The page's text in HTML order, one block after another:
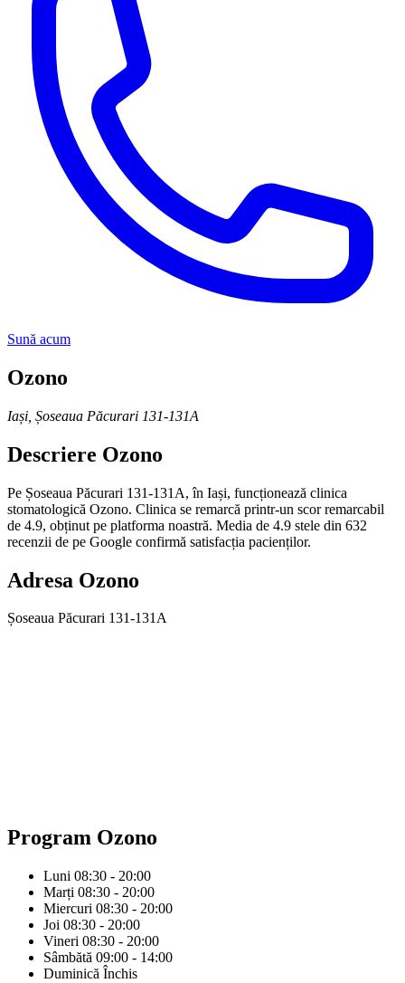
Sună acum
Ozono
Iași Șoseaua Păcurari 131-131A
Descriere Ozono
Pe Șoseaua Păcurari 131-131A, în Iași, funcționează clinica
stomatologică Ozono. Clinica se remarcă printr-un scor remarcabil
de 4.9, obținut pe platforma noastră. Media de 4.9 stele din 632
recenzii de pe Google confirmă satisfacția pacienților.
Adresa Ozono
Șoseaua Păcurari 131-131A
Program Ozono
Luni 08:30 - 20:00
Marți 08:30 - 20:00
Miercuri 08:30 - 20:00
Joi 08:30 - 20:00
Vineri 08:30 - 20:00
Sâmbătă 09:00 - 14:00
Duminică Închis